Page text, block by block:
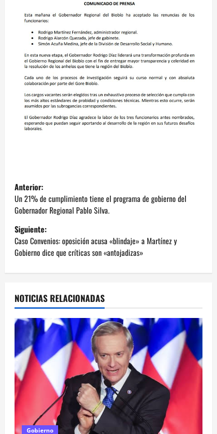
N
a
v
e
c
i
ó
n
d
e
e
Anterior:
Un 21% de cumplimiento tiene el programa de gobierno del
Gobernador Regional Pablo Silva.
Siguiente:
Caso Convenios: oposición acusa «blindaje» a Martínez y
Gobierno dice que críticas son «antojadizas»
NOTICIAS RELACIONADAS
Gobierno